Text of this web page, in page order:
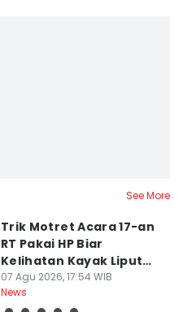
See More
Trik Motret Acara 17-an
RT Pakai HP Biar
Kelihatan Kayak Liputan
Festival Nasional
07 Agu 2026, 17:54 WIB
News